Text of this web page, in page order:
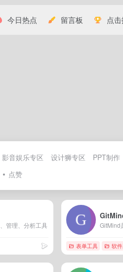
今日热点 留言板 点
影音娱乐专区 设计狮专区 PPT制作
点赞
管理、分析工具
表单工具 软